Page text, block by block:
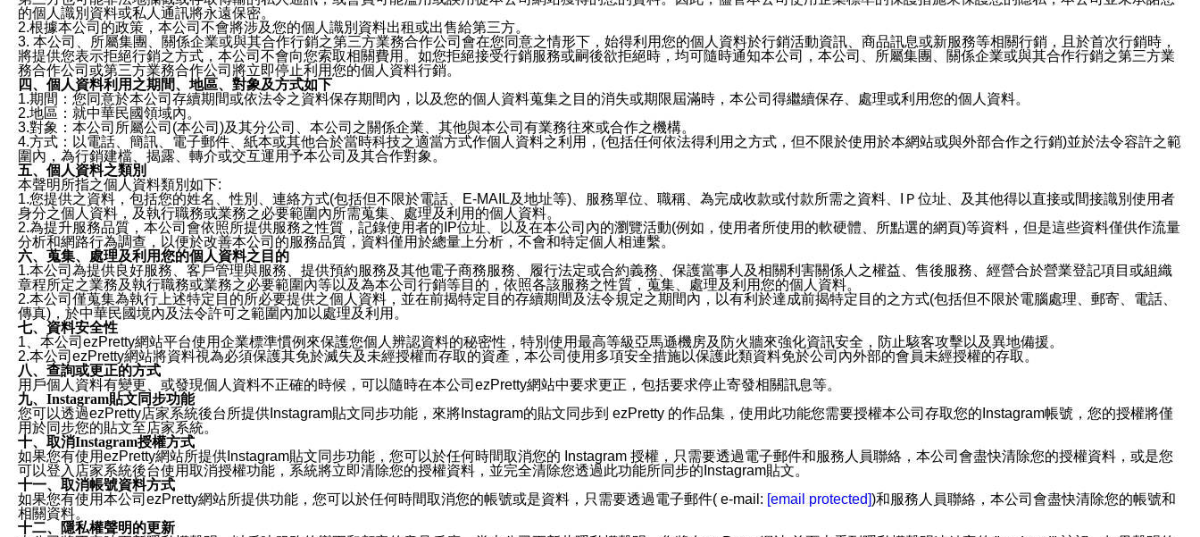
的個人識別資料或私人通訊將永遠保密。
2.根據本公司的政策，本公司不會將涉及您的個人識別資料出租或出售給第三方。
3. 本公司、所屬集團、關係企業或與其合作行銷之第三方業務合作公司會在您同意之情形下，始得利用您的個人資料於行銷活動資訊、商品訊息或新服務等相關行銷，且於首次行銷時，
將提供您表示拒絕行銷之方式，本公司不會向您索取相關費用。如您拒絕接受行銷服務或嗣後欲拒絕時，均可隨時通知本公司，本公司、所屬集團、關係企業或與其合作行銷之第三方業
務合作公司或第三方業務合作公司將立即停止利用您的個人資料行銷。
四、個人資料利用之期間、地區、對象及方式如下
1.期間：您同意於本公司存續期間或依法令之資料保存期間內，以及您的個人資料蒐集之目的消失或期限屆滿時，本公司得繼續保存、處理或利用您的個人資料。
2.地區：就中華民國領域內。
3.對象：本公司所屬公司(本公司)及其分公司、本公司之關係企業、其他與本公司有業務往來或合作之機構。
4.方式：以電話、簡訊、電子郵件、紙本或其他合於當時科技之適當方式作個人資料之利用，(包括任何依法得利用之方式，但不限於使用於本網站或與外部合作之行銷)並於法令容許之範
圍內，為行銷建檔、揭露、轉介或交互運用予本公司及其合作對象。
五、個人資料之類別
本聲明所指之個人資料類別如下:
1.您提供之資料，包括您的姓名、性別、連絡方式(包括但不限於電話、E-MAIL及地址等)、服務單位、職稱、為完成收款或付款所需之資料、IＰ位址、及其他得以直接或間接識別使用者
身分之個人資料，及執行職務或業務之必要範圍內所需蒐集、處理及利用的個人資料。
2.為提升服務品質，本公司會依照所提供服務之性質，記錄使用者的IP位址、以及在本公司內的瀏覽活動(例如，使用者所使用的軟硬體、所點選的網頁)等資料，但是這些資料僅供作流量
分析和網路行為調查，以便於改善本公司的服務品質，資料僅用於總量上分析，不會和特定個人相連繫。
六、蒐集、處理及利用您的個人資料之目的
1.本公司為提供良好服務、客戶管理與服務、提供預約服務及其他電子商務服務、履行法定或合約義務、保護當事人及相關利害關係人之權益、售後服務、經營合於營業登記項目或組織
章程所定之業務及執行職務或業務之必要範圍內等以及為本公司行銷等目的，依照各該服務之性質，蒐集、處理及利用您的個人資料。
2.本公司僅蒐集為執行上述特定目的所必要提供之個人資料，並在前揭特定目的存續期間及法令規定之期間內，以有利於達成前揭特定目的之方式(包括但不限於電腦處理、郵寄、電話、
傳真)，於中華民國境內及法令許可之範圍內加以處理及利用。
七、資料安全性
1、本公司ezPretty網站平台使用企業標準慣例來保護您個人辨認資料的秘密性，特別使用最高等級亞馬遜機房及防火牆來強化資訊安全，防止駭客攻擊以及異地備援。
2.本公司ezPretty網站將資料視為必須保護其免於滅失及未經授權而存取的資產，本公司使用多項安全措施以保護此類資料免於公司內外部的會員未經授權的存取。
八、查詢或更正的方式
用戶個人資料有變更、或發現個人資料不正確的時候，可以隨時在本公司ezPretty網站中要求更正，包括要求停止寄發相關訊息等。
九、Instagram貼文同步功能
您可以透過ezPretty店家系統後台所提供Instagram貼文同步功能，來將Instagram的貼文同步到 ezPretty 的作品集，使用此功能您需要授權本公司存取您的Instagram帳號，您的授權將僅
用於同步您的貼文至店家系統。
十、取消Instagram授權方式
如果您有使用ezPretty網站所提供Instagram貼文同步功能，您可以於任何時間取消您的 Instagram 授權，只需要透過電子郵件和服務人員聯絡，本公司會盡快清除您的授權資料，或是您
可以登入店家系統後台使用取消授權功能，系統將立即清除您的授權資料，並完全清除您透過此功能所同步的Instagram貼文。
十一、取消帳號資料方式
如果您有使用本公司ezPretty網站所提供功能，您可以於任何時間取消您的帳號或是資料，只需要透過電子郵件( e-mail: [email protected])和服務人員聯絡，本公司會盡快清除您的帳號和
相關資料。
十二、隱私權聲明的更新